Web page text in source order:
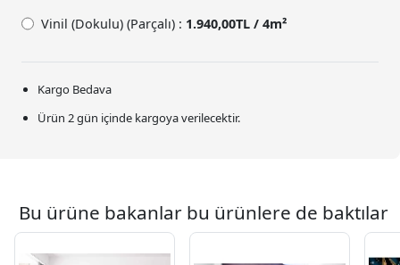
Vinil (Dokulu) (Parçalı) : 1.940,00TL / 4m²
Kargo Bedava
Ürün 2 gün içinde kargoya verilecektir.
Bu ürüne bakanlar bu ürünlere de baktılar